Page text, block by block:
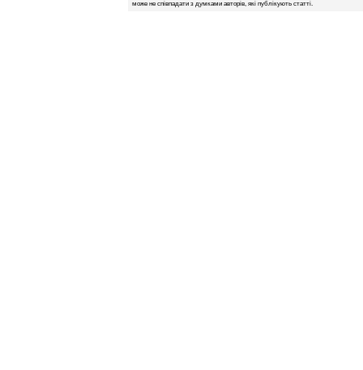
може не співпадати з думками авторів, які публікують статті.